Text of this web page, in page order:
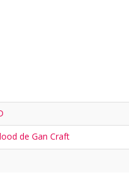
de Gan Craft